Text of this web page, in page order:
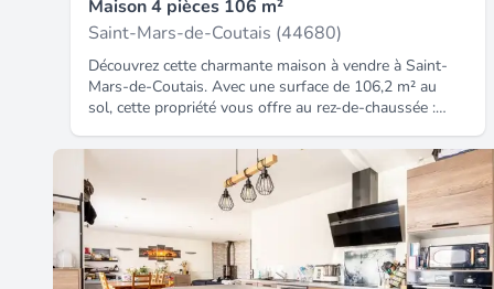
Maison 4 pièces 106 m²
Saint-Mars-de-Coutais (44680)
Découvrez cette charmante maison à vendre à Saint-
Mars-de-Coutais. Avec une surface de 106,2 m² au
sol, cette propriété vous offre au rez-de-chaussée :
salle de bain et un espace bureau ou dressing. À
l'étage deux chambres en enfilades. Vous profiterez
d'un grand terrain sur l'arrière avec une dépendance, et
d'une cour sur l'avant de la maison. Le potentiel de
cette maison est large avec possibilité de surélévation
ou d'extension. Située dans un cadre paisible, cette
maison est proposée au prix attractif de 229 900 EUR.